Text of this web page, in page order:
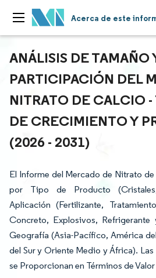
Acerca de este
ANÁLISIS DE TAMAÑO
PARTICIPACIÓN DEL
NITRATO DE CALCIO
DE CRECIMIENTO Y
(2026 - 2031)
El Informe del Mercado de Nitrato
por Tipo de Producto
Aplicación (Fertilizante,
Concreto, Explosivos,
Geografía (Asia-Pacífico, América
del Sur y Oriente Medio y África).
se Proporcionan en Términos de Valor